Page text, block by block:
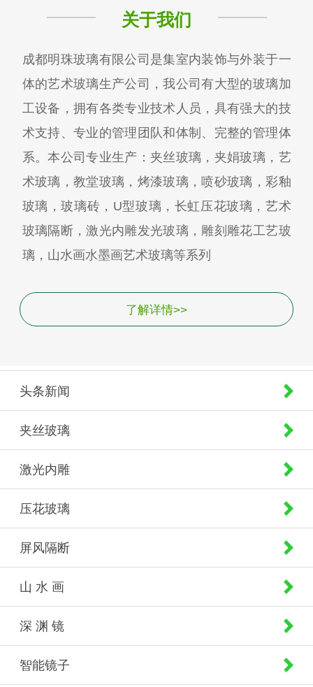
关于我们
成都明珠玻璃有限公司是集室内装饰与外装于一
体的艺术玻璃生产公司，我公司有大型的玻璃加
工设备，拥有各类专业技术人员，具有强大的技
术支持、专业的管理团队和体制、完整的管理体
系。本公司专业生产：夹丝玻璃，夹娟玻璃，艺
术玻璃，教堂玻璃，烤漆玻璃，喷砂玻璃，彩釉
玻璃，玻璃砖，U型玻璃，长虹压花玻璃，艺术
玻璃隔断，激光内雕发光玻璃，雕刻雕花工艺玻
璃，山水画水墨画艺术玻璃等系列
了解详情>>
头条新闻
夹丝玻璃
激光内雕
压花玻璃
屏风隔断
山 水 画
深 渊 镜
智能镜子